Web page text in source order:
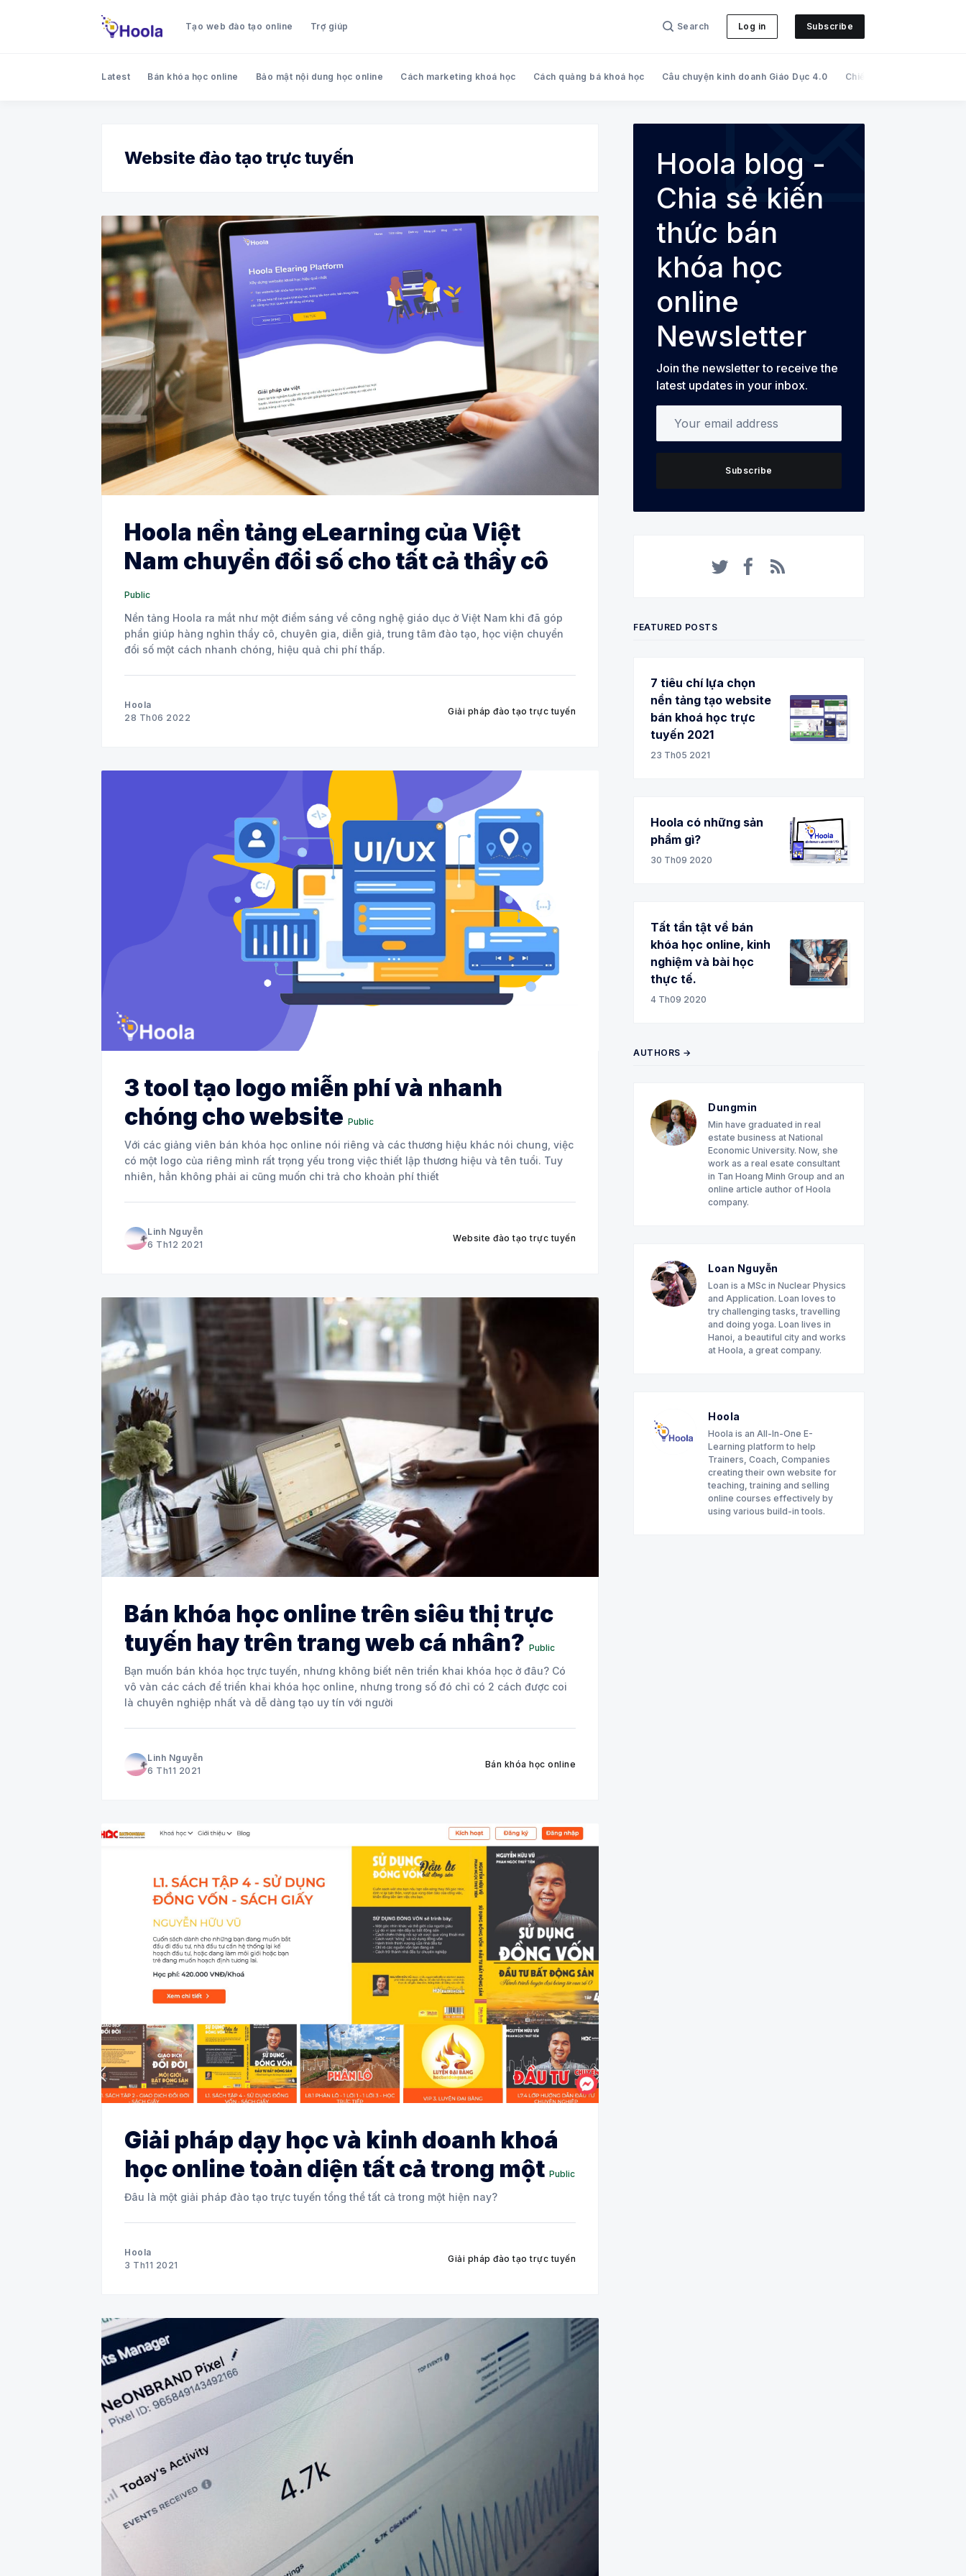
Tạo web đào tạo online Trợ giúp Search Log in Subscribe
Latest Bán khóa học online Bảo mật nội dung học online Cách marketing khoá học Cách quảng bá khoá học Câu chuyện kinh doanh Giáo Dục 4.0 Chiến dịch bán khóa học
Website đào tạo trực tuyến
Hoola nền tảng eLearning của Việt
Nam chuyển đổi số cho tất cả thầy cô
Public
Nền tảng Hoola ra mắt như một điểm sáng về công nghệ giáo dục ở Việt Nam khi đã góp
phần giúp hàng nghìn thầy cô, chuyên gia, diễn giả, trung tâm đào tạo, học viện chuyển
đổi số một cách nhanh chóng, hiệu quả chi phí thấp.
Hoola
28 Th06 2022
Giải pháp đào tạo trực tuyến
3 tool tạo logo miễn phí và nhanh
chóng cho website Public
Với các giảng viên bán khóa học online nói riêng và các thương hiệu khác nói chung, việc
có một logo của riêng mình rất trọng yếu trong việc thiết lập thương hiệu và tên tuổi. Tuy
nhiên, hẳn không phải ai cũng muốn chi trả cho khoản phí thiết
Linh Nguyễn
6 Th12 2021
Website đào tạo trực tuyến
Bán khóa học online trên siêu thị trực
tuyến hay trên trang web cá nhân? Public
Bạn muốn bán khóa học trực tuyến, nhưng không biết nên triển khai khóa học ở đâu? Có
vô vàn các cách để triển khai khóa học online, nhưng trong số đó chỉ có 2 cách được coi
là chuyên nghiệp nhất và dễ dàng tạo uy tín với người
Linh Nguyễn
6 Th11 2021
Bán khóa học online
Giải pháp dạy học và kinh doanh khoá
học online toàn diện tất cả trong một Public
Đâu là một giải pháp đào tạo trực tuyến tổng thể tất cả trong một hiện nay?
Hoola
3 Th11 2021
Giải pháp đào tạo trực tuyến
Hoola blog -
Chia sẻ kiến
thức bán
khóa học
online
Newsletter
Join the newsletter to receive the
latest updates in your inbox.
Subscribe
FEATURED POSTS
7 tiêu chí lựa chọn
nền tảng tạo website
bán khoá học trực
tuyến 2021
23 Th05 2021
Hoola có những sản
phẩm gì?
30 Th09 2020
Tất tần tật về bán
khóa học online, kinh
nghiệm và bài học
thực tế.
4 Th09 2020
AUTHORS →
Dungmin
Min have graduated in real
estate business at National
Economic University. Now, she
work as a real esate consultant
in Tan Hoang Minh Group and an
online article author of Hoola
company.
Loan Nguyễn
Loan is a MSc in Nuclear Physics
and Application. Loan loves to
try challenging tasks, travelling
and doing yoga. Loan lives in
Hanoi, a beautiful city and works
at Hoola, a great company.
Hoola
Hoola is an All-In-One E-
Learning platform to help
Trainers, Coach, Companies
creating their own website for
teaching, training and selling
online courses effectively by
using various build-in tools.